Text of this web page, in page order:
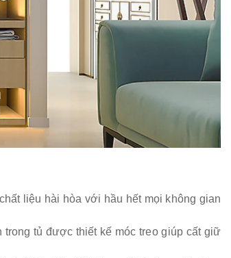
liệu hài hòa với hầu hết mọi không gian
tủ được thiết kế móc treo giúp cất giữ